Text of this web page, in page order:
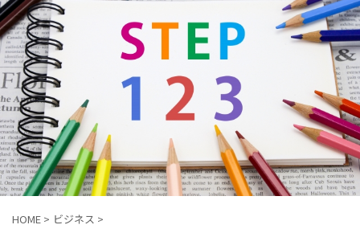
HOME > ビジネス >